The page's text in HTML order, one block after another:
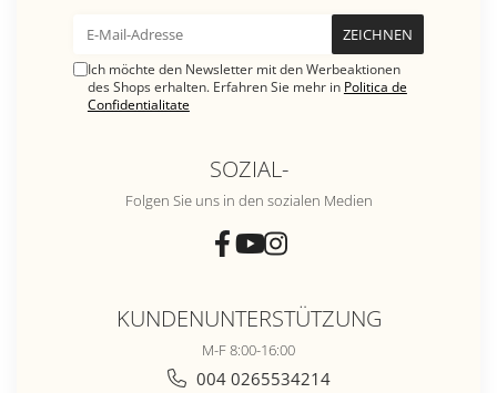
Ich möchte den Newsletter mit den Werbeaktionen
des Shops erhalten. Erfahren Sie mehr in Politica de
Confidentialitate
SOZIAL-
Folgen Sie uns in den sozialen Medien
KUNDENUNTERSTÜTZUNG
M-F 8:00-16:00
004 0265534214